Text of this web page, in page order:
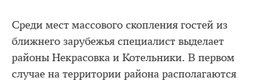
Среди мест массового скопления гостей из
ближнего зарубежья специалист выделает
районы Некрасовка и Котельники. В первом
случае на территории района располагаются